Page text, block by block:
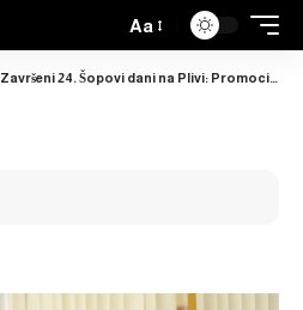
Aa
Završeni 24. Šopovi dani na Plivi: Promocija slikovnice “Nikad nećeš hodati sama” za kraj književne manifestacije